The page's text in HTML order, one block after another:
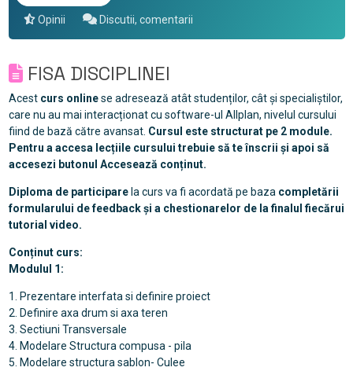
Opinii Discutii, comentarii
FISA DISCIPLINEI
Acest curs onlinese adresează atât studenților, cât și specialiștilor,
care nu au mai interacționat cu software-ul Allplan, nivelul cursului
fiind de bază către avansat. Cursul este structurat pe 2 module.
Pentru a accesa lecțiile cursului trebuie să te înscrii și apoi să
accesezi butonul Accesează conținut.
Diploma de participarela curs va fi acordată pe baza completării
formularului de feedback și a chestionarelor de la finalul fiecărui
tutorial video.
Conținut curs:
Modulul 1:
1. Prezentare interfata si definire proiect
2. Definire axa drum si axa teren
3. Sectiuni Transversale
4. Modelare Structura compusa - pila
5. Modelare structura sablon- Culee